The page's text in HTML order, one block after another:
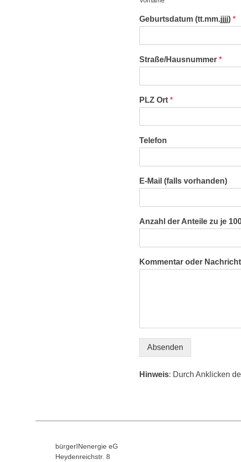
Geburtsdatum (tt.mm.jjjj) *
Straße/Hausnummer *
PLZ Ort *
Telefon
E-Mail (falls vorhanden)
Anzahl der Anteile zu je
Kommentar oder Nachricht
Absenden
Hinweis: Durch Anklicken
bürgerINenergie eG
Heydenreichstr. 8